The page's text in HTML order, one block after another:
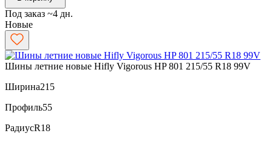
Под заказ ~4 дн.
Новые
Шины летние новые Hifly Vigorous HP 801 215/55 R18 99V
Ширина215
Профиль55
РадиусR18